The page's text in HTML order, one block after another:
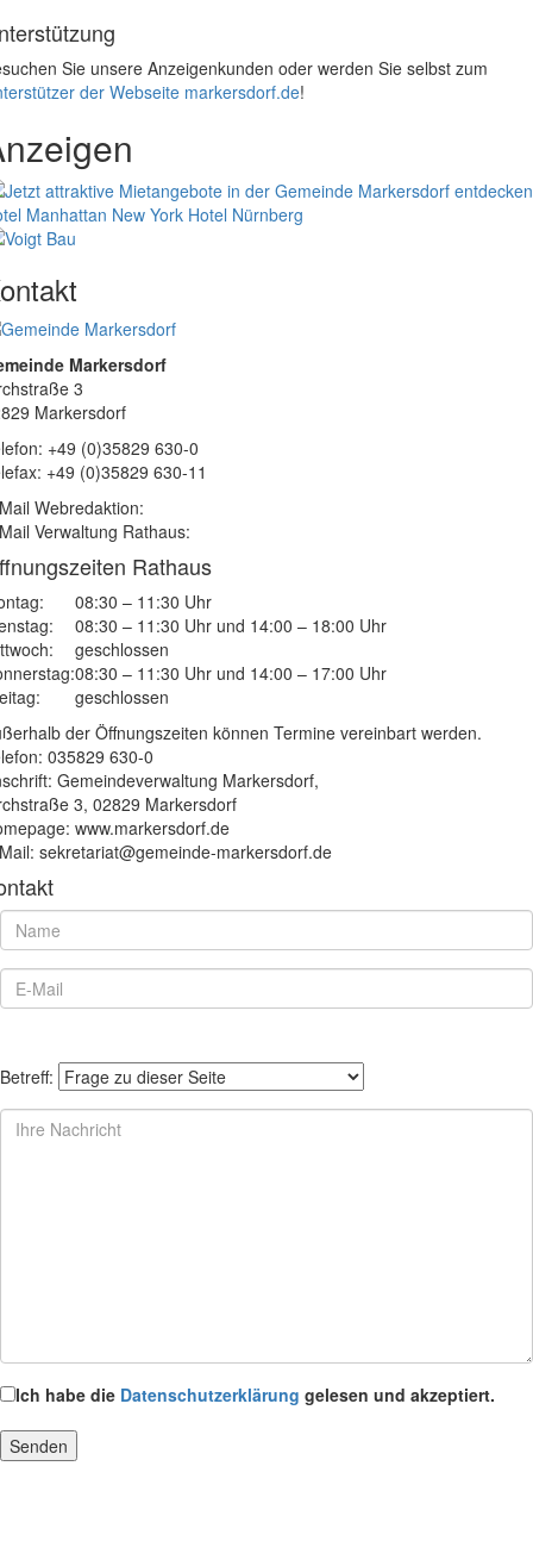
Sie unsere Anzeigenkunden oder werden Sie selbst zum
der Webseite markersdorf.de!
Manhattan New York Hotel Nürnberg
Markersdorf
3
Markersdorf
+49 (0)35829 630-0
+49 (0)35829 630-11
Webredaktion:
Verwaltung Rathaus:
Rathaus
08:30 – 11:30 Uhr
08:30 – 11:30 Uhr und 14:00 – 18:00 Uhr
geschlossen
08:30 – 11:30 Uhr und 14:00 – 17:00 Uhr
geschlossen
der Öffnungszeiten können Termine vereinbart werden.
035829 630-0
Gemeindeverwaltung Markersdorf,
3, 02829 Markersdorf
www.markersdorf.de
sekretariat@gemeinde-markersdorf.de
Betreff:
Ich habe die Datenschutzerklärung gelesen und akzeptiert.